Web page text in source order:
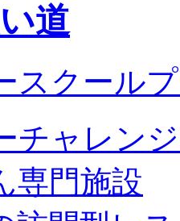
道
スクール
チャレン
専門施設